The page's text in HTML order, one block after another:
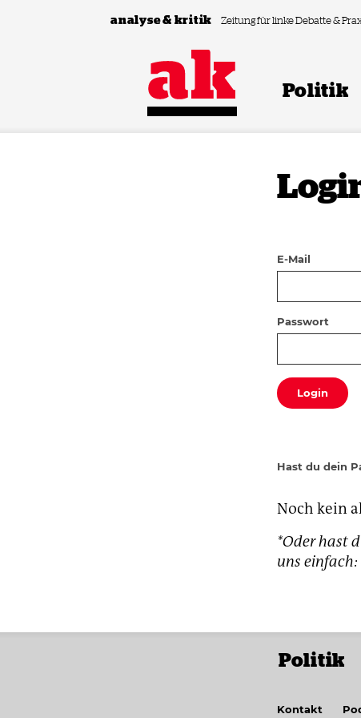
Zum Inhalt springen
analyse & kritik Zeitung für linke Debatte &
Politik
E-Mail
Passwort
Login
Hast du dein
Noch kein
*Oder hast
uns
Politik
Kontakt